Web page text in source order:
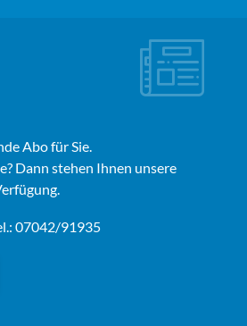
Abo für Sie.
Dann stehen Ihnen unsere
07042/91935